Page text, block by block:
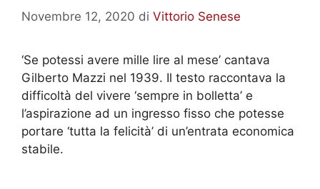
Novembre 12, 2020 di Vittorio Senese
‘Se potessi avere mille lire al mese’ cantava
Gilberto Mazzi nel 1939. Il testo raccontava la
difficoltà del vivere ‘sempre in bolletta’ e
l’aspirazione ad un ingresso fisso che potesse
portare ‘tutta la felicità’ di un’entrata economica
stabile.